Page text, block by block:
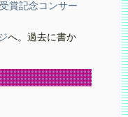
賞記念コンサー
へ。過去に書か